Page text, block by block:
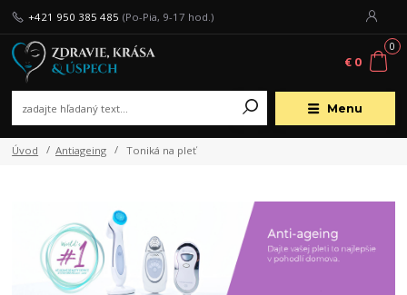
Menu
+421 950 385 485 (Po-Pia, 9-17 hod.)
0
€ 0
Úvod Antiageing Toniká na pleť